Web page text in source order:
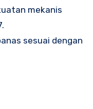
mekanis
sesuai dengan